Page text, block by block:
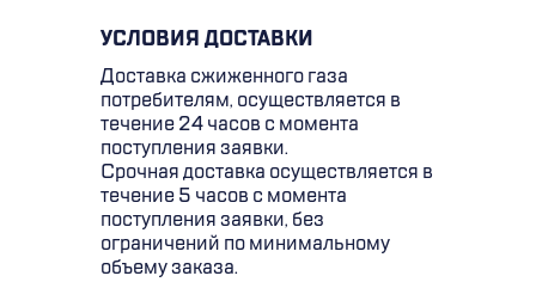
УСЛОВИЯ ДОСТАВКИ
Доставка сжиженного газа
потребителям, осуществляется в
течение 24 часов с момента
поступления заявки.
Срочная доставка осуществляется в
течение 5 часов с момента
поступления заявки, без
ограничений по минимальному
объему заказа.